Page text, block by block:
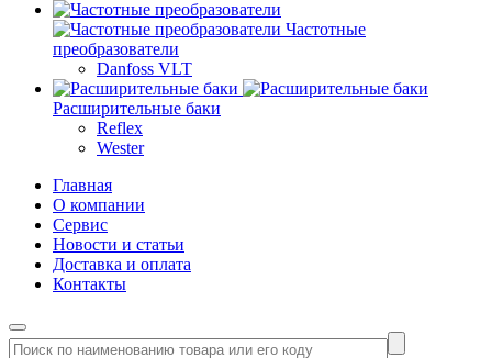
Частотные
преобразователи
Danfoss VLT
Расширительные баки
Reflex
Wester
Главная
О компании
Сервис
Новости и статьи
Доставка и оплата
Контакты